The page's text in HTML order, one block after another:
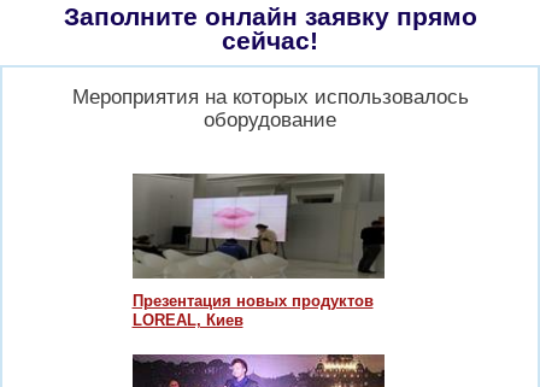
Заполните онлайн заявку прямо
сейчас!
Мероприятия на которых использовалось
оборудование
Презентация новых продуктов
LOREAL, Киев